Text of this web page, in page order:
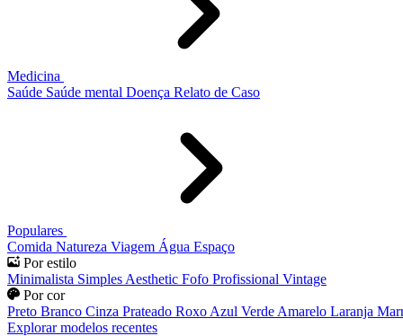
Medicina
Saúde Saúde mental Doença Relato de Caso
Populares
Comida Natureza Viagem Água Espaço
Por estilo
Minimalista Simples Aesthetic Fofo Profissional Vintage
Por cor
Preto Branco Cinza Prateado Roxo Azul Verde Amarelo Laranja
Explorar modelos recentes